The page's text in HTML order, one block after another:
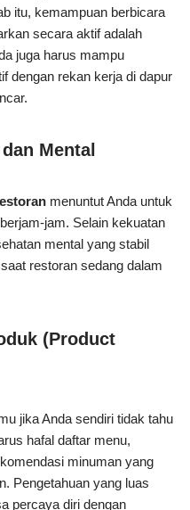
itu, kemampuan berbicara
secara aktif adalah
juga harus mampu
dengan rekan kerja di dapur
Mental
menuntut Anda untuk
jam. Selain kekuatan
mental yang stabil
restoran sedang dalam
(Product
jika Anda sendiri tidak tahu
hafal daftar menu,
minuman yang
Pengetahuan yang luas
percaya diri dengan